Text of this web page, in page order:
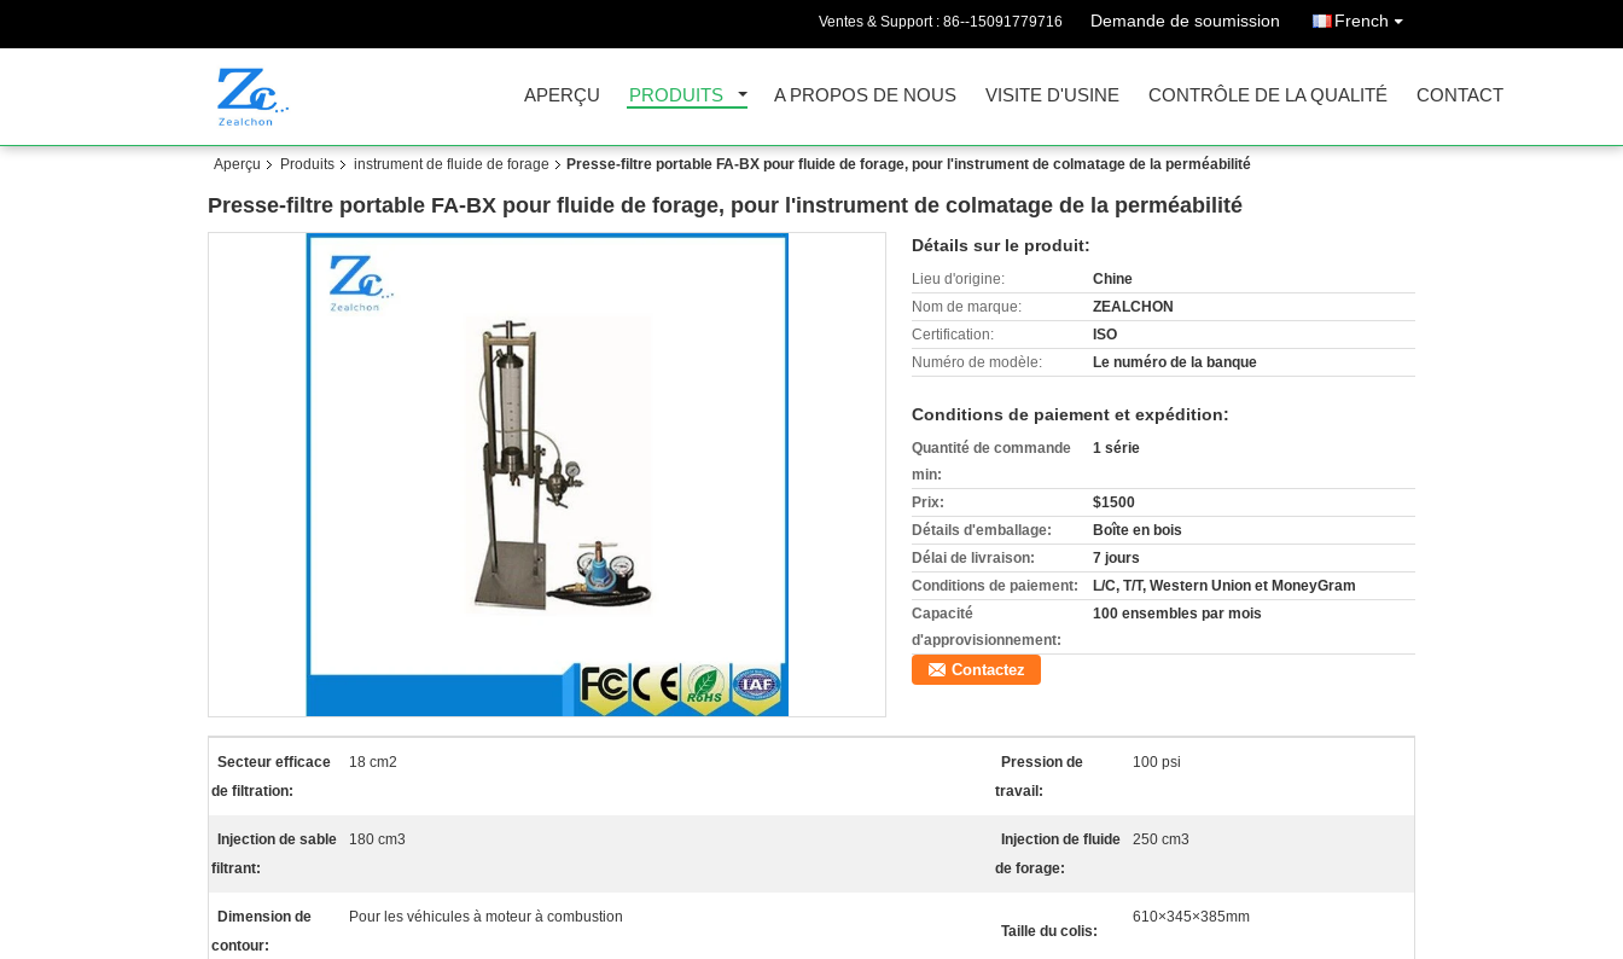
Ventes & Support : 86--15091779716 Demande de soumission French
APERÇU PRODUITS A PROPOS DE NOUS VISITE D'USINE CONTRÔLE DE LA QUALITÉ CONTACT
Aperçu Produits instrument de fluide de forage Presse-filtre portable FA-BX pour fluide de forage, pour l'instrument de colmatage de la perméabilité
Presse-filtre portable FA-BX pour fluide de forage, pour l'instrument de colmatage de la perméabilité
Détails sur le produit:
Lieu d'origine:
Chine
Nom de marque:
ZEALCHON
Certification:
ISO
Numéro de modèle:
Le numéro de la banque
Conditions de paiement et expédition:
Quantité de commande
min:
1 série
Prix:
$1500
Détails d'emballage:
Boîte en bois
Délai de livraison:
7 jours
Conditions de paiement:
L/C, T/T, Western Union et MoneyGram
Capacité
d'approvisionnement:
100 ensembles par mois
Contactez
Secteur efficace
de filtration:
18 cm2
Pression de
travail:
100 psi
Injection de sable
filtrant:
180 cm3
Injection de fluide
de forage:
250 cm3
Dimension de
contour:
Pour les véhicules à moteur à combustion
Taille du colis:
610×345×385mm